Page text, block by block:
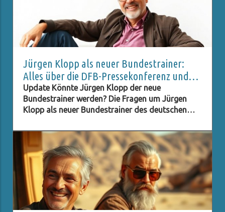
Jürgen Klopp als neuer Bundestrainer:
Alles über die DFB-Pressekonferenz und
Live-Stream
Update Könnte Jürgen Klopp der neue
Bundestrainer werden? Die Fragen um Jürgen
Klopp als neuer Bundestrainer des deutschen
Fans sind neugierig darauf, ob dieser Schritt
Realität wird. Klopp, bekannt für seinen
charismatischen Führungsstil und seine Erfolge
mit Liverpool, hat in der Fußballwelt einen
hervorragenden Ruf. Seine Fähigkeit, Teams zu
motivieren und innovative Strategien
umzusetzen, könnte der deutschen
Nationalmannschaft helfen, ihre